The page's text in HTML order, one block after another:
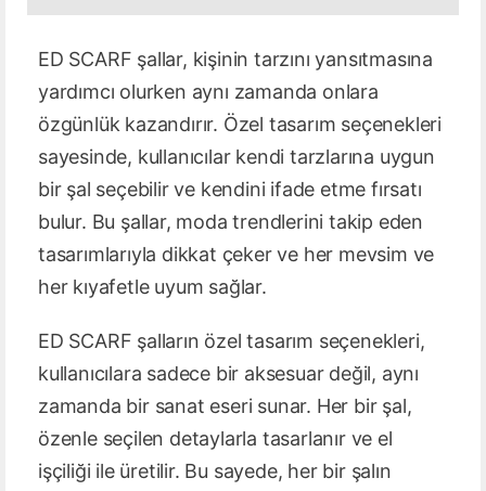
ED SCARF şallar, kişinin tarzını yansıtmasına
yardımcı olurken aynı zamanda onlara
özgünlük kazandırır. Özel tasarım seçenekleri
sayesinde, kullanıcılar kendi tarzlarına uygun
bir şal seçebilir ve kendini ifade etme fırsatı
bulur. Bu şallar, moda trendlerini takip eden
tasarımlarıyla dikkat çeker ve her mevsim ve
her kıyafetle uyum sağlar.
ED SCARF şalların özel tasarım seçenekleri,
kullanıcılara sadece bir aksesuar değil, aynı
zamanda bir sanat eseri sunar. Her bir şal,
özenle seçilen detaylarla tasarlanır ve el
işçiliği ile üretilir. Bu sayede, her bir şalın